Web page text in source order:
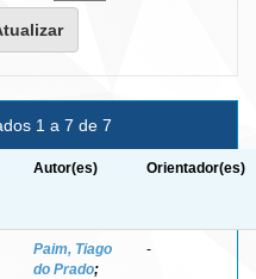
1 a 7 de 7
Autor(es) Orientador(es)
Paim, Tiago
do Prado;
-